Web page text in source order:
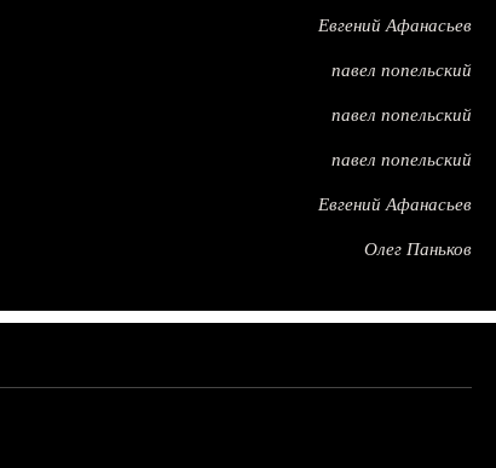
Евгений Афанасьев
павел попельский
павел попельский
павел попельский
Евгений Афанасьев
Олег Паньков